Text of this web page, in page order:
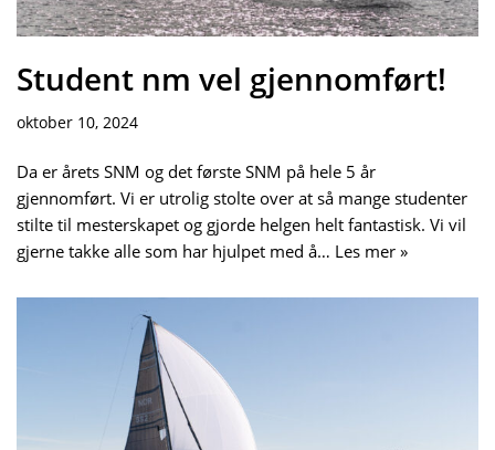
Student nm vel gjennomført!
oktober 10, 2024
Da er årets SNM og det første SNM på hele 5 år
gjennomført. Vi er utrolig stolte over at så mange studenter
stilte til mesterskapet og gjorde helgen helt fantastisk. Vi vil
gjerne takke alle som har hjulpet med å… Les mer »